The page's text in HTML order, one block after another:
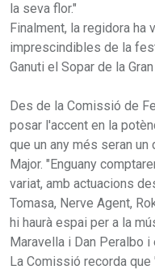
la seva flor."
Finalment, la regidora
imprescindibles de la
Ganuti el Sopar de la
Des de la Comissió de
posar l'accent en la
que un any més seran
Major. "Enguany
variat, amb actuacions
Tomasa, Nerve Agent,
hi haurà espai per a la
Maravella i Dan Peralbo i
La Comissió recorda